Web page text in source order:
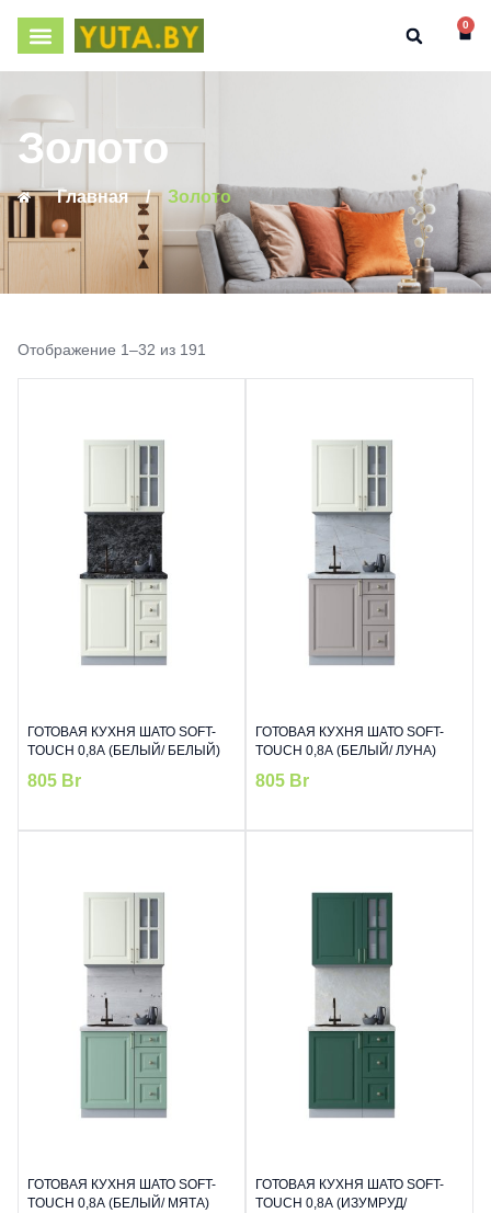
0
Золото
Главная / Золото
Отображение 1–32 из 191
ГОТОВАЯ КУХНЯ ШАТО SOFT-
TOUCH 0,8А (БЕЛЫЙ/ БЕЛЫЙ)
805 Br
ГОТОВАЯ КУХНЯ ШАТО SOFT-
TOUCH 0,8А (БЕЛЫЙ/ ЛУНА)
805 Br
ГОТОВАЯ КУХНЯ ШАТО SOFT-
TOUCH 0,8А (БЕЛЫЙ/ МЯТА)
ГОТОВАЯ КУХНЯ ШАТО SOFT-
TOUCH 0,8А (ИЗУМРУД/